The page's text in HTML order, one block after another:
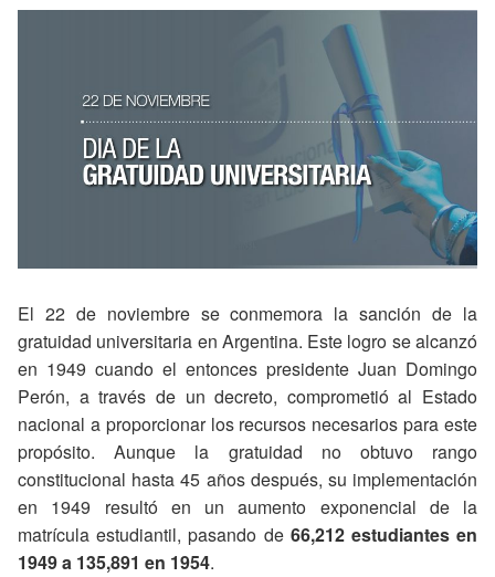
El 22 de noviembre se conmemora la sanción de la
gratuidad universitaria en Argentina. Este logro se alcanzó
en 1949 cuando el entonces presidente Juan Domingo
Perón, a través de un decreto, comprometió al Estado
nacional a proporcionar los recursos necesarios para este
propósito. Aunque la gratuidad no obtuvo rango
constitucional hasta 45 años después, su implementación
en 1949 resultó en un aumento exponencial de la
matrícula estudiantil, pasando de 66,212 estudiantes en
1949 a 135,891 en 1954.